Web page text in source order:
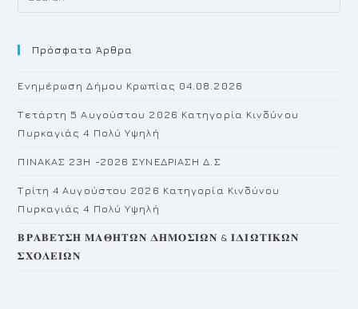
Πρόσφατα Άρθρα
Ενημέρωση Δήμου Κρωπίας 04.08.2026
Τετάρτη 5 Αυγούστου 2026 Κατηγορία Κινδύνου
Πυρκαγιάς 4 Πολύ Υψηλή
ΠΙΝΑΚΑΣ 23H -2026 ΣΥΝΕΔΡΙΑΣΗ Δ.Σ
Τρίτη 4 Αυγούστου 2026 Κατηγορία Κινδύνου
Πυρκαγιάς 4 Πολύ Υψηλή
𝚩𝚸𝚨𝚩𝚬𝚼𝚺𝚮 𝚳𝚨𝚯𝚮𝚻𝛀𝚴 𝚫𝚮𝚳𝚶𝚺𝚰𝛀𝚴 & 𝚰𝚫𝚰𝛀𝚻𝚰𝚱𝛀𝚴
𝚺𝚾𝚶𝚲𝚬𝚰𝛀𝚴